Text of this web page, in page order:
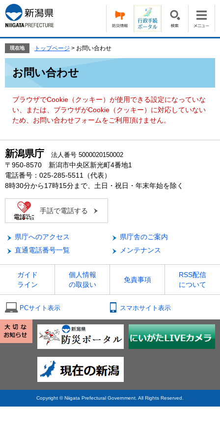
ー
ジ
の
頭
す。
ニ
ュ
ー
飛
て
現在地 トップページ > お問い合わせ
お問い合わせ
ブラウザでCookie（クッキー）が使用できる設定になっていな
い、または、ブラウザがCookie（クッキー）に対応していない
ため、お問い合わせフォームをご利用頂けません。
新潟県庁 法人番号 5000020150002
〒950-8570 新潟市中央区新光町4番地1
電話番号：025-285-5511（代表）
8時30分から17時15分まで、土日・祝日・年末年始を除く
手話で電話する
県庁へのアクセス
県庁舎のご案内
直通電話番号一覧
メンテナンス
ガイド
ライン
個人情報
の取扱い
免責事項
RSS配信
について
PCサイト表示 スマホサイト表示
Copyright © Niigata Prefectural Government. All Rights Reserved.